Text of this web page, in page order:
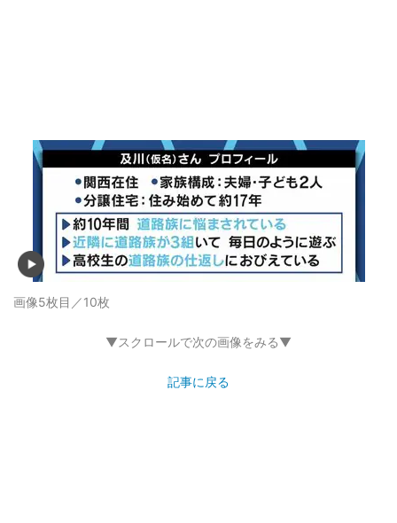
画像5枚目／10枚
▼スクロールで次の画像をみる▼
記事に戻る